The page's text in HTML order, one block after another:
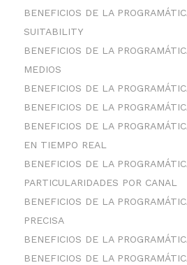
BENEFICIOS DE LA
SUITABILITY
BENEFICIOS DE LA
MEDIOS
BENEFICIOS DE LA
BENEFICIOS DE LA
BENEFICIOS DE LA
EN TIEMPO REAL
BENEFICIOS DE LA
PARTICULARIDADES POR CANAL
BENEFICIOS DE LA
PRECISA
BENEFICIOS DE LA
BENEFICIOS DE LA